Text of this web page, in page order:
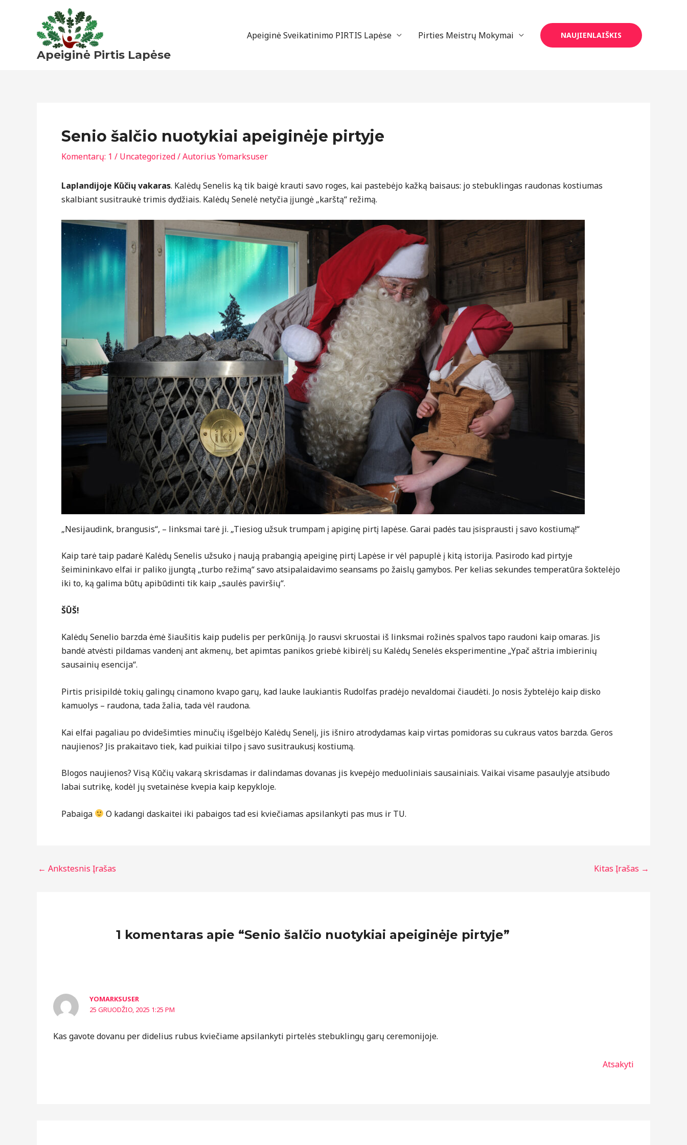
Apeiginė Pirtis Lapėse
Apeiginė Sveikatinimo PIRTIS Lapėse Pirties Meistrų Mokymai NAUJIENLAIŠKIS
Senio šalčio nuotykiai apeiginėje pirtyje
Komentarų: 1 / Uncategorized/ Autorius Yomarksuser
Laplandijoje Kūčių vakaras. Kalėdų Senelis ką tik baigė krauti savo roges, kai pastebėjo kažką baisaus: jo stebuklingas raudonas kostiumas
skalbiant susitraukė trimis dydžiais. Kalėdų Senelė netyčia įjungė „karštą“ režimą.
„Nesijaudink, brangusis“, – linksmai tarė ji. „Tiesiog užsuk trumpam į apiginę pirtį lapėse. Garai padės tau įsisprausti į savo kostiumą!“
Kaip tarė taip padarė Kalėdų Senelis užsuko į naują prabangią apeiginę pirtį Lapėse ir vėl papuplė į kitą istorija. Pasirodo kad pirtyje
šeimininkavo elfai ir paliko įjungtą „turbo režimą“ savo atsipalaidavimo seansams po žaislų gamybos. Per kelias sekundes temperatūra šoktelėjo
iki to, ką galima būtų apibūdinti tik kaip „saulės paviršių“.
ŠŪŠ!
Kalėdų Senelio barzda ėmė šiaušitis kaip pudelis per perkūniją. Jo rausvi skruostai iš linksmai rožinės spalvos tapo raudoni kaip omaras. Jis
bandė atvėsti pildamas vandenį ant akmenų, bet apimtas panikos griebė kibirėlį su Kalėdų Senelės eksperimentine „Ypač aštria imbierinių
sausainių esencija“.
Pirtis prisipildė tokių galingų cinamono kvapo garų, kad lauke laukiantis Rudolfas pradėjo nevaldomai čiaudėti. Jo nosis žybtelėjo kaip disko
kamuolys – raudona, tada žalia, tada vėl raudona.
Kai elfai pagaliau po dvidešimties minučių išgelbėjo Kalėdų Senelį, jis išniro atrodydamas kaip virtas pomidoras su cukraus vatos barzda. Geros
naujienos? Jis prakaitavo tiek, kad puikiai tilpo į savo susitraukusį kostiumą.
Blogos naujienos? Visą Kūčių vakarą skrisdamas ir dalindamas dovanas jis kvepėjo meduoliniais sausainiais. Vaikai visame pasaulyje atsibudo
labai sutrikę, kodėl jų svetainėse kvepia kaip kepykloje.
Pabaiga O kadangi daskaitei iki pabaigos tad esi kviečiamas apsilankyti pas mus ir TU.
← Ankstesnis Įrašas Kitas Įrašas →
1 komentaras apie “Senio šalčio nuotykiai apeiginėje pirtyje”
YOMARKSUSER
25 GRUODŽIO, 2025 1:25 PM
Kas gavote dovanu per didelius rubus kviečiame apsilankyti pirtelės stebuklingų garų ceremonijoje.
Atsakyti